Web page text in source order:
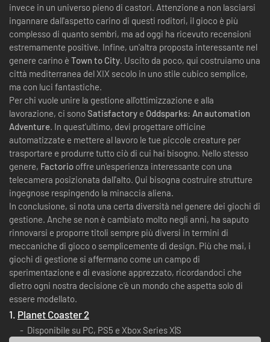
invece in un universo pieno di castori. Attenzione a non lasciarsi
ingannare dall'aspetto carino di questi roditori, il gioco è più
complesso di quanto sembri, ma ad oggi ha ricevuto recensioni
estremamente positive. Infine, un'altra proposta interessante nel
genere carino è Town to City. Uscito da poco, qui costruiamo una
città mediterranea del XIX secolo in uno stile cubico semplice,
ma con luci fantastiche.
Per chi vuole unire la gestione all'ottimizzazione e alla
lavorazione, ci sonoSatisfactory e Oddsparks: An automation
Adventure. In quest'ultimo, devi progettare officine
automatizzate e mettere al lavoro le tue piccole creature per
trasportare e produrre tutto ciò di cui hai bisogno. Nello stesso
genere, Factorio offre un'esperienza interessante con una
telecamera posizionata dall'alto. Qui bisogna costruire strutture
ingegnose respingendo la minaccia aliena.
In conclusione, si nota una certa diversità nel genere dei giochi di
gestione. Anche se non è cambiato molto negli anni, ha saputo
rinnovarsi e proporre titoli sempre più diversi in termini di
meccaniche di gioco o semplicemente di design. Più che mai, i
giochi di gestione si affermano come un campo di
sperimentazione e di evasione apprezzato, ricordandoci che
dietro ogni nostra decisione c'è un mondo che aspetta solo di
essere modellato.
1. Planet Coaster 2
Disponibile su PC, PS5 e Xbox Series X|S